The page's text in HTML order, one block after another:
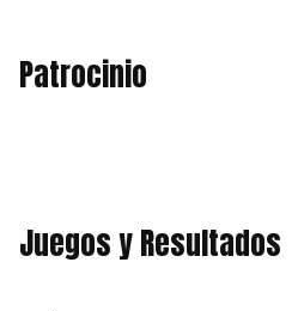
Patrocinio
Juegos y Resultados